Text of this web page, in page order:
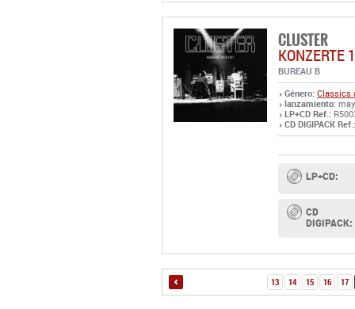
CLUSTER
BUREAU B
Género: Classics
lanzamiento:
LP+CD Ref.:
CD DIGIPACK Ref.:
LP+CD:
CD
DIGIPACK:
13 14 15 16 17